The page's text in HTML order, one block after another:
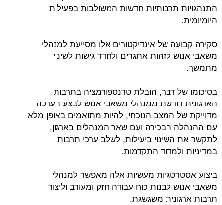
התנהגויות תרבותיות חדשות המשולבות בפעילות
היומיומית.
סקירה קבועה של אינדיקטורים אלו מסייעת למנהלי
משאבי אנוש לזהות אתגרים ולחדד גישות לשינוי
מתמשך.
בסיכומו של דבר, הובלת טרנספורמציה בתרבות
הארגונית דורשת ממנהלי משאבי אנוש לבצע הערכה
מדוייקת של המצב הנוכחי, להיות מתואמים באופן מלא
עם ההנהלה הבכירה ועם שאר המנהלים בארגון,
לתקשר את השינוי ביעילות, לשלב ערכי תרבות
במדיניות ולמדוד התקדמות.
ביצוע אסטרטגיות מעשיות אלה מאפשר למנהלי
משאבי אנוש לבנות כוח עבודה חזק ומעורב וליצור
תרבות ארגונית משגשגת.